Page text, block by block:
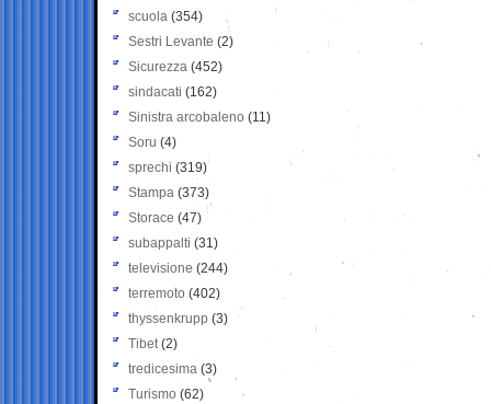
scuola (354)
Sestri Levante (2)
Sicurezza (452)
sindacati (162)
Sinistra arcobaleno (11)
Soru (4)
sprechi (319)
Stampa (373)
Storace (47)
subappalti (31)
televisione(244)
terremoto (402)
thyssenkrupp (3)
Tibet(2)
tredicesima (3)
Turismo (62)